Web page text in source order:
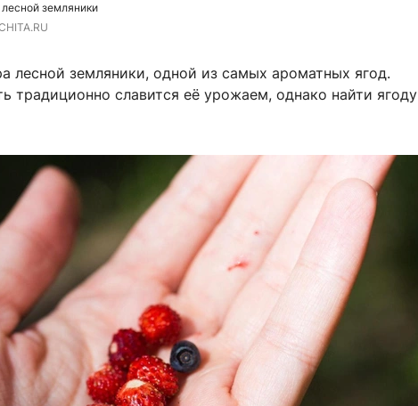
земляники
лесной земляники, одной из самых ароматных ягод.
традиционно славится её урожаем, однако найти ягоду